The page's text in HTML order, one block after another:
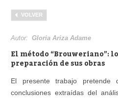
Menu
Biblioteca
Área personal
VOLVER
Autor:Gloria Ariza Adame
El método “Brouweriano”:
preparación de sus obras
El presente trabajo
conclusiones extraídas del